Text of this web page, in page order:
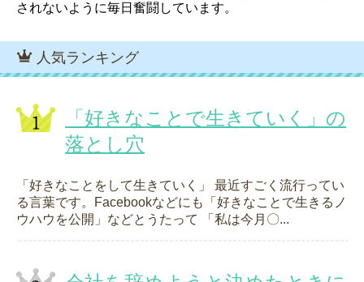
されないように毎日奮闘しています。
人気ランキング
「好きなことで生きていく」の
落とし穴
「好きなことをして生きていく」 最近すごく流行ってい
る言葉です。Facebookなどにも「好きなことで生きるノ
ウハウを公開」などとうたって 「私は今月〇...